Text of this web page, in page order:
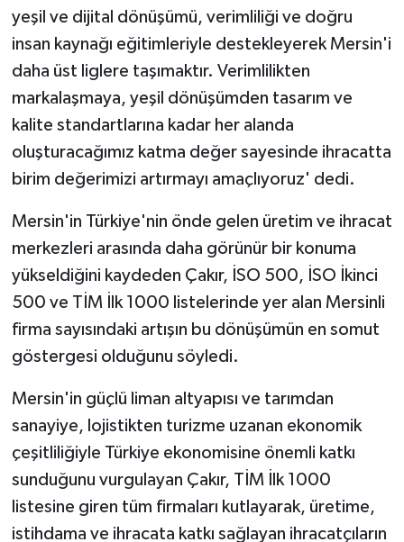
yeşil ve dijital dönüşümü, verimliliği ve doğru
insan kaynağı eğitimleriyle destekleyerek Mersin'i
daha üst liglere taşımaktır. Verimlilikten
markalaşmaya, yeşil dönüşümden tasarım ve
kalite standartlarına kadar her alanda
oluşturacağımız katma değer sayesinde ihracatta
birim değerimizi artırmayı amaçlıyoruz' dedi.
Mersin'in Türkiye'nin önde gelen üretim ve ihracat
merkezleri arasında daha görünür bir konuma
yükseldiğini kaydeden Çakır, İSO 500, İSO İkinci
500 ve TİM İlk 1000 listelerinde yer alan Mersinli
firma sayısındaki artışın bu dönüşümün en somut
göstergesi olduğunu söyledi.
Mersin'in güçlü liman altyapısı ve tarımdan
sanayiye, lojistikten turizme uzanan ekonomik
çeşitliliğiyle Türkiye ekonomisine önemli katkı
sunduğunu vurgulayan Çakır, TİM İlk 1000
listesine giren tüm firmaları kutlayarak, üretime,
istihdama ve ihracata katkı sağlayan ihracatçıların